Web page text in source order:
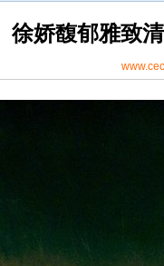
徐娇馥郁雅致